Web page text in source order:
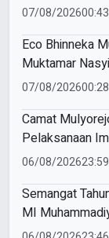
07/08/202600:43
Eco Bhinneka
Muktamar
07/08/202600:28
Camat
Pelaksanaan
di SD
06/08/202623:59
Semangat
MI
Latihan Tapak